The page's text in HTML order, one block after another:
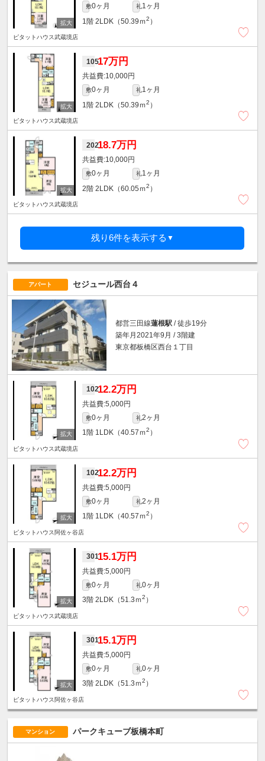
敷0ヶ月 礼1ヶ月
1階 2LDK（50.39ｍ2 ）
ピタットハウス武蔵境店
10517万円
10,000円
敷0ヶ月 礼1ヶ月
1階 2LDK（50.39ｍ2 ）
ピタットハウス武蔵境店
20218.7万円
10,000円
敷0ヶ月 礼1ヶ月
2階 2LDK（60.05ｍ2 ）
ピタットハウス武蔵境店
残り6件を表示する ▼
アパート セジュール西台４
都営三田線蓮根駅 / 徒歩19分
築年月2021年9月 / 3階建
東京都板橋区西台１丁目
10212.2万円
5,000円
敷0ヶ月 礼2ヶ月
1階 1LDK（40.57ｍ2 ）
ピタットハウス武蔵境店
10212.2万円
5,000円
敷0ヶ月 礼2ヶ月
1階 1LDK（40.57ｍ2 ）
ピタットハウス阿佐ヶ谷店
30115.1万円
5,000円
敷0ヶ月 礼0ヶ月
3階 2LDK（51.3ｍ2 ）
ピタットハウス武蔵境店
30115.1万円
5,000円
敷0ヶ月 礼0ヶ月
3階 2LDK（51.3ｍ2 ）
ピタットハウス阿佐ヶ谷店
マンション パークキューブ板橋本町